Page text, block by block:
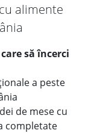
alimente
să încerci
a peste
de mese cu
completate